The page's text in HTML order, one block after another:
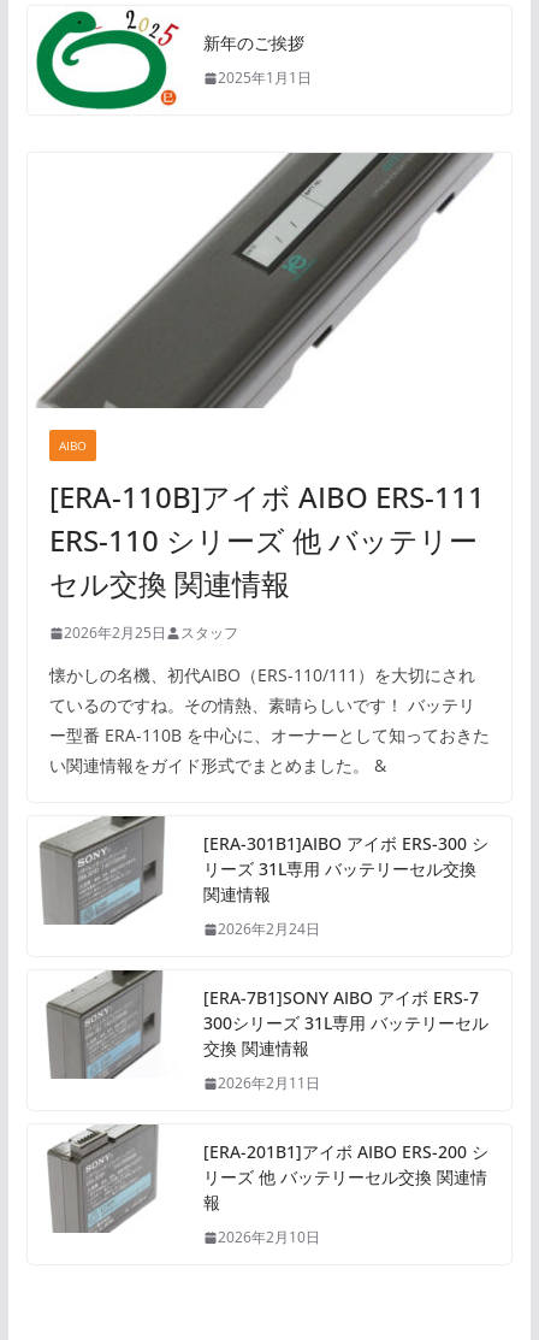
新年のご挨拶
2025年1月1日
AIBO
[ERA-110B]アイボ AIBO ERS-111
ERS-110 シリーズ 他 バッテリー
セル交換 関連情報
2026年2月25日 スタッフ
懐かしの名機、初代AIBO（ERS-110/111）を大切にされ
ているのですね。その情熱、素晴らしいです！ バッテリ
ー型番 ERA-110B を中心に、オーナーとして知っておきた
い関連情報をガイド形式でまとめました。 &
[ERA-301B1]AIBO アイボ ERS-300 シ
リーズ 31L専用 バッテリーセル交換
関連情報
2026年2月24日
[ERA-7B1]SONY AIBO アイボ ERS-7
300シリーズ 31L専用 バッテリーセル
交換 関連情報
2026年2月11日
[ERA-201B1]アイボ AIBO ERS-200 シ
リーズ 他 バッテリーセル交換 関連情
報
2026年2月10日